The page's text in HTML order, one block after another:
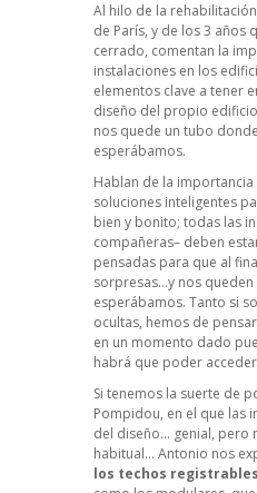
Al hilo de la
de París, y de los 3 años
cerrado, comentan la
instalaciones en los
elementos clave a tener
diseño del propio
nos quede un tubo
esperábamos.
Hablan de la
soluciones inteligentes
bien y bonito; todas las
compañeras– deben
pensadas para que al
sorpresas…y nos
esperábamos. Tanto si
ocultas, hemos de
en un momento dado
habrá que poder
Si tenemos la suerte de
Pompidou, en el que las
del diseño… genial, pero
habitual… Antonio nos
los techos registrables